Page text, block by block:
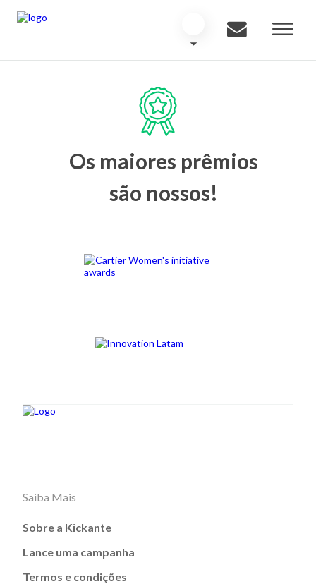
Os maiores prêmios
são nossos!
Saiba Mais
Sobre a Kickante
Lance uma campanha
Termos e condições